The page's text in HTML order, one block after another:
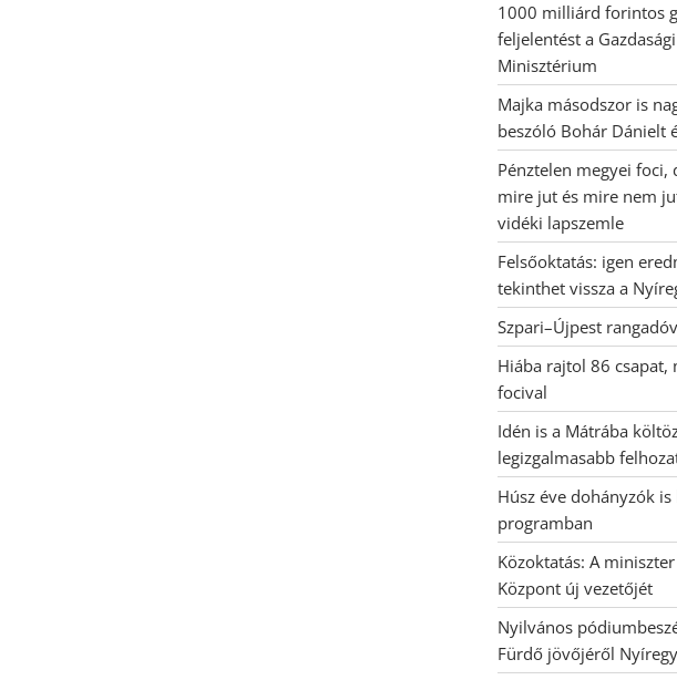
1000 milliárd forintos
feljelentést a
Minisztérium
Majka másodszor is
beszóló Bohár Dánielt
Pénztelen megyei foci,
mire jut és mire nem
vidéki lapszemle
Felsőoktatás: igen
tekinthet vissza a
Szpari–Újpest
Hiába rajtol 86 csapat,
focival
Idén is a Mátrába
legizgalmasabb
Húsz éve dohányzók
programban
Közoktatás: A
Központ új vezetőjét
Nyilvános
Fürdő jövőjéről